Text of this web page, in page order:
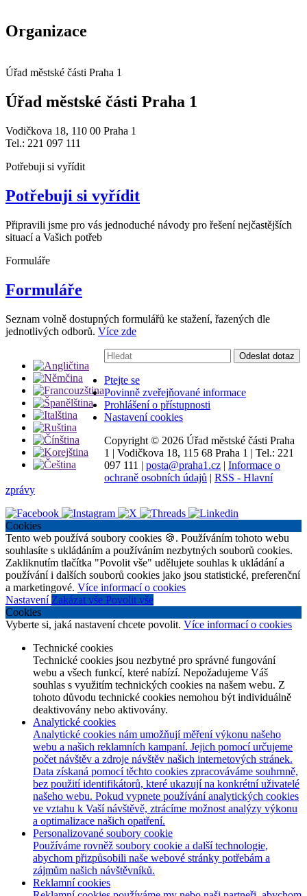
Organizace
Úřad městské části Praha 1
Úřad městské části Praha 1
Vodičkova 18, 110 00 Praha 1
Tel.: 221 097 111
Potřebuji si vyřídit
Potřebuji si vyřídit
Připravili jsme pro vás jednoduché návody pro řešení nejčastějších
situací a Vašich potřeb
Formuláře
Formuláře
Seznam volně dostupných formulářů ke stažení, řazených dle
jednotlivých odborů. Více zde
Vyhledávání:
Odeslat dotaz
Ptejte se
Povinně zveřejňované informace
Prohlášení o přístupnosti
Nastavení cookies
Copyright © 2026 Úřad městské části Praha
1 | Vodičkova 18, 115 68 Praha 1 | Tel.: 221
097 111 | posta@praha1.cz | Informace o
ochraně osobních údajů | RSS - Hlavní
zprávy
Cookies
Tento web používá soubory cookies 🍪. Používáním tohoto webu
souhlasíte s ukládáním a používáním nezbytných souborů cookies.
Zakliknutím tlačítka "Povolit vše" udělujete souhlas k ukládání a
používání i dalších souborů cookies jako jsou statistické, preferenční
a marketingové. Více informací o cookies
Nastavení Zakázat vše Povolit vše
Cookies
Vyberte si, jaká nastavení chcete povolit. Více informací o cookies
Technické cookies
Technické cookies jsou nezbytné pro správné fungování
webu a všech funkcí, které nabízí. Nepožadujeme Váš
souhlas s využitím technických cookies na našem webu. Z
tohoto důvodu technické cookies nemohou být individuálně
deaktivovány nebo aktivovány.
Analytické cookies
Analytické cookies nám umožňují měření výkonu našeho
webu a našich reklamních kampaní. Jejich pomocí určujeme
počet návštěv a zdroje návštěv našich internetových stránek.
Data získaná pomocí těchto cookies zpracováváme souhrnně,
bez použití identifikátorů, které ukazují na konkrétní uživatelé
našeho webu. Pokud vypnete používání analytických cookies
ve vztahu k Vaší návštěvě, ztrácíme možnost analýzy výkonu
a optimalizace našich opatření.
Personalizované soubory cookie
Používáme rovněž soubory cookie a další technologie,
abychom přizpůsobili naše webové stránky potřebám a
zájmům našich návštěvníků.
Reklamní cookies